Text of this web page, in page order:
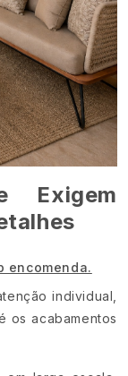
Exigem
encomenda.
individual,
os acabamentos